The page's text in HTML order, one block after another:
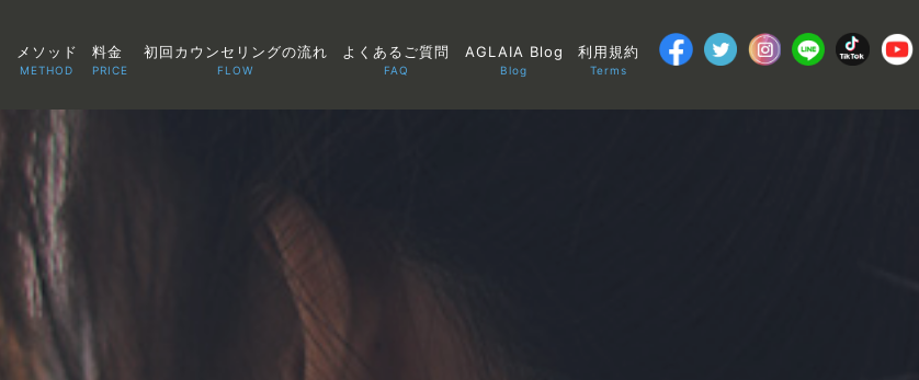
メソッド
METHOD
料金
PRICE
初回カウンセリングの流れ
FLOW
よくあるご質問
FAQ
AGLAIA Blog
Blog
利用規約
Terms